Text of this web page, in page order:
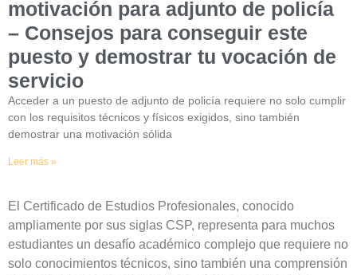
motivación para adjunto de policía
– Consejos para conseguir este
puesto y demostrar tu vocación de
servicio
Acceder a un puesto de adjunto de policía requiere no solo cumplir
con los requisitos técnicos y físicos exigidos, sino también
demostrar una motivación sólida
Leer más »
El Certificado de Estudios Profesionales, conocido
ampliamente por sus siglas CSP, representa para muchos
estudiantes un desafío académico complejo que requiere no
solo conocimientos técnicos, sino también una comprensión